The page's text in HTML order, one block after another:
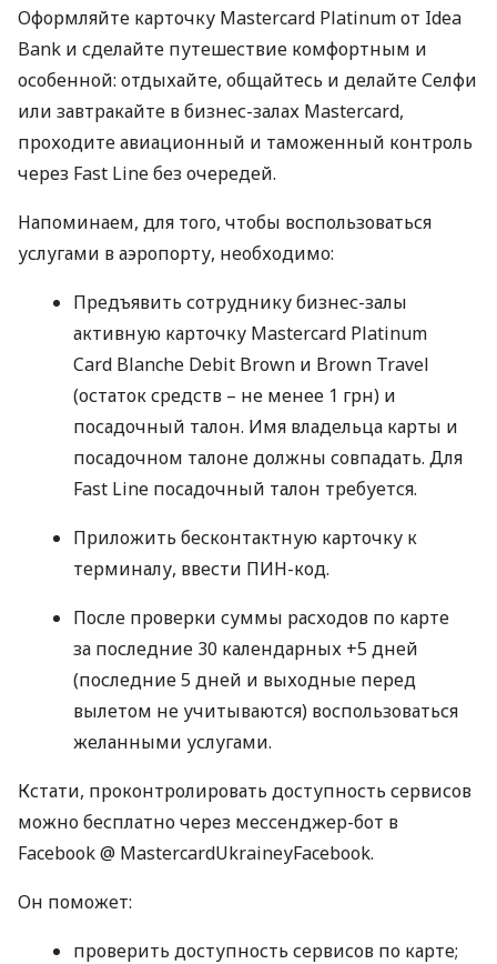
Оформляйте карточку Mastercard Platinum от Idea
Bank и сделайте путешествие комфортным и
особенной: отдыхайте, общайтесь и делайте Селфи
или завтракайте в бизнес-залах Mastercard,
проходите авиационный и таможенный контроль
через Fast Line без очередей.
Напоминаем, для того, чтобы воспользоваться
услугами в аэропорту, необходимо:
Предъявить сотруднику бизнес-залы
активную карточку Mastercard Platinum
Card Blanche Debit Brown и Brown Travel
(остаток средств – не менее 1 грн) и
посадочный талон. Имя владельца карты и
посадочном талоне должны совпадать. Для
Fast Line посадочный талон требуется.
Приложить бесконтактную карточку к
терминалу, ввести ПИН-код.
После проверки суммы расходов по карте
за последние 30 календарных +5 дней
(последние 5 дней и выходные перед
вылетом не учитываются) воспользоваться
желанными услугами.
Кстати, проконтролировать доступность сервисов
можно бесплатно через мессенджер-бот в
Facebook @ MastercardUkraineуFacebook.
Он поможет:
проверить доступность сервисов по карте;